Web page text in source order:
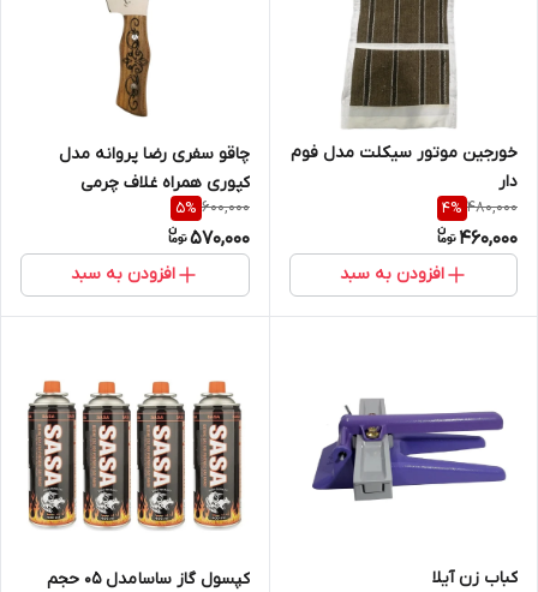
خورجین موتور سیکلت مدل فوم
دار
480,000
4%
460,000
افزودن به سبد
چاقو سفری رضا پروانه مدل
کپوری همراه غلاف چرمی
600,000
5%
570,000
افزودن به سبد
کباب زن آیلا
کپسول گاز ساسا مدل 05 حجم